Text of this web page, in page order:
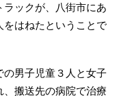
ックが、八街市にあ
をはねたということで
の男子児童３人と女子
、搬送先の病院で治療